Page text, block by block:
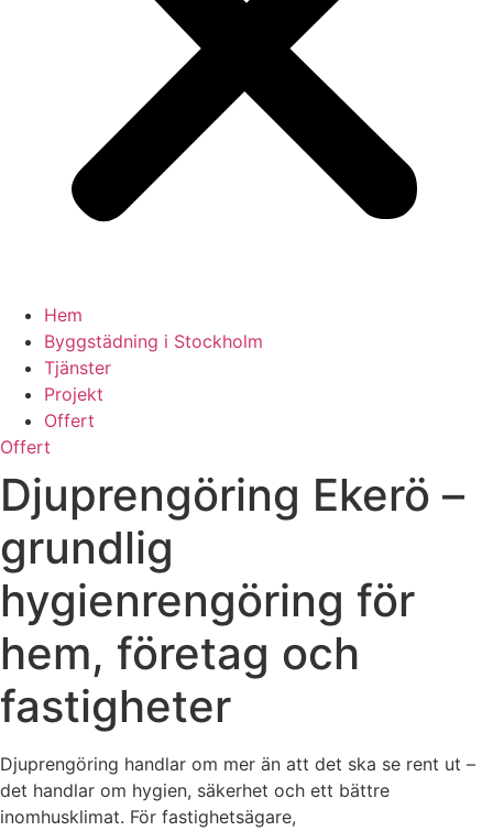
Hem
Byggstädning i Stockholm
Tjänster
Projekt
Offert
Offert
Djuprengöring Ekerö –
grundlig
hygienrengöring för
hem, företag och
fastigheter
Djuprengöring handlar om mer än att det ska se rent ut –
det handlar om hygien, säkerhet och ett bättre
inomhusklimat. För fastighetsägare,